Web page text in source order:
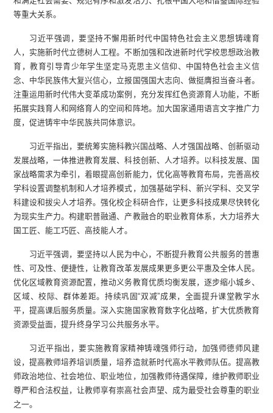
等重大关系。
习近平强调，要坚持不懈用新时代中国特色社会主义思想铸魂育
人，实施新时代立德树人工程。不断加强和改进新时代学校思想政治教
育，教育引导青少年学生坚定马克思主义信仰、中国特色社会主义信
念、中华民族伟大复兴信心，立报国强国大志向、做挺膺担当奋斗者。
注重运用新时代伟大变革成功案例，充分发挥红色资源育人功能，不断
拓展实践育人和网络育人的空间和阵地。加大国家通用语言文字推广力
度，促进铸牢中华民族共同体意识。
习近平指出，要统筹实施科教兴国战略、人才强国战略、创新驱动
发展战略，一体推进教育发展、科技创新、人才培养。以科技发展、国
家战略需求为牵引，着眼提高创新能力，优化高等教育布局，完善高校
学科设置调整机制和人才培养模式，加强基础学科、新兴学科、交叉学
科建设和拔尖人才培养。强化校企科研合作，让更多科技成果尽快转化
为现实生产力。构建职普融通、产教融合的职业教育体系，大力培养大
国工匠、能工巧匠、高技能人才。
习近平强调，要坚持以人民为中心，不断提升教育公共服务的普惠
性、可及性、便捷性，让教育改革发展成果更多更公平惠及全体人民。
优化区域教育资源配置，推动义务教育优质均衡发展，逐步缩小城乡、
区域、校际、群体差距。持续巩固“双减”成果，全面提升课堂教学水
平，提高课后服务质量。深入实施国家教育数字化战略，扩大优质教育
资源受益面，提升终身学习公共服务水平。
习近平指出，要实施教育家精神铸魂强师行动，加强师德师风建
设，提高教师培养培训质量，培养造就新时代高水平教师队伍。提高教
师政治地位、社会地位、职业地位，加强教师待遇保障，维护教师职业
尊严和合法权益，让教师享有崇高社会声望、成为最受社会尊重的职业
之一。